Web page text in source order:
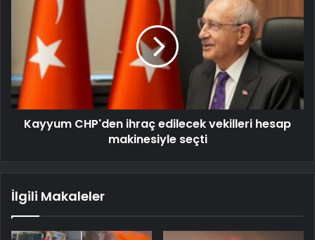
Kayyum CHP'den ihraç edilecek vekilleri hesap
makinesiyle seçti
İlgili Makaleler